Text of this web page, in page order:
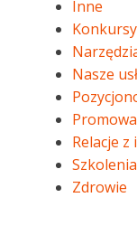
Inne
Konkursy
Nasze
Relacje z
Szkolenia
Zdrowie